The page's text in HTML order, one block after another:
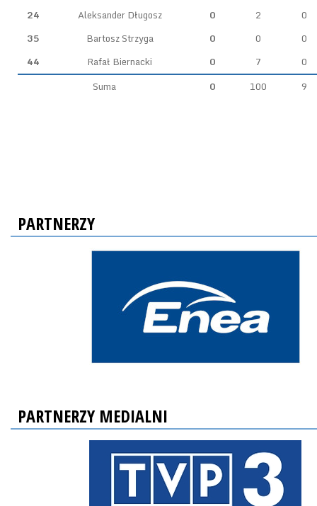
24
Aleksander Długosz 0 2
0
35
Bartosz Strzyga 0 0
0
44
Rafał Biernacki 0 7
0
Suma
0 100 9
PARTNERZY
PARTNERZY MEDIALNI